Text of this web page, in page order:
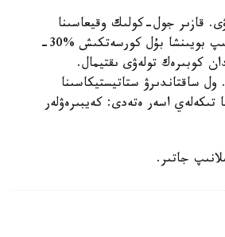
قازىر جول-كولىك وقيعاسىنا
تۇسپەگەن جۇرگىزۋشىلەرگە %50- عا دەيىن جەڭىلدىك بەرىلسە، جاڭا ءتارتىپ بويىنشا بۇل كورسەتكىش %30-
كوبىرەك تولەۋى ىقتيمال.
ساقتاندىرۋ ستاتيستيكاسىنا
اسەر ەتەدى: كەيبىرەۋلەر
جاتىر.